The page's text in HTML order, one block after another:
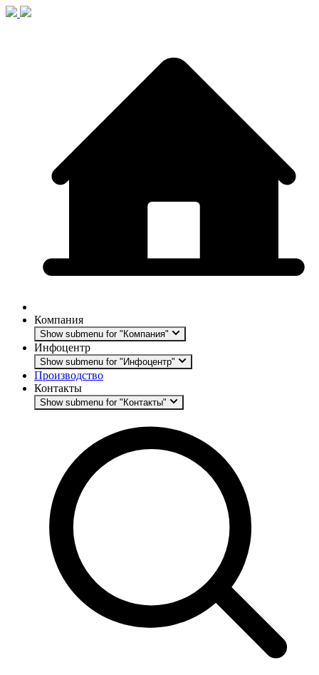
Компания
Show submenu for "Компания"
Инфоцентр
Show submenu for "Инфоцентр"
Производство
Контакты
Show submenu for "Контакты"